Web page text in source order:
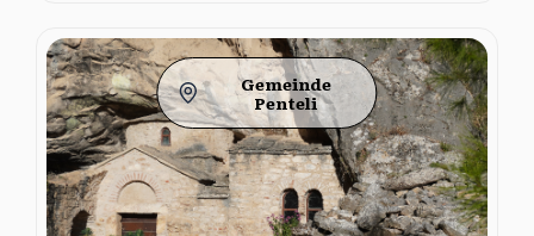
Gemeinde
Penteli